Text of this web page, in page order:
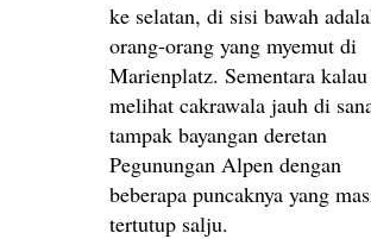
ke selatan, di sisi bawah
orang-orang yang myemut di
Marienplatz. Sementara kalau
melihat cakrawala jauh di
tampak bayangan deretan
Pegunungan Alpen dengan
beberapa puncaknya yang
tertutup salju.